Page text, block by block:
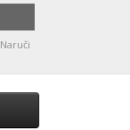
Naruči